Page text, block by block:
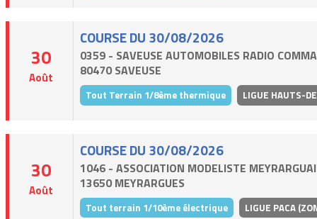
30
Août
COURSE DU 30/08/2026
0359 - SAVEUSE AUTOMOBILES RADIO
80470 SAVEUSE
Tout Terrain 1/8ème thermique LIGUE HAUTS-
30
Août
COURSE DU 30/08/2026
1046 - ASSOCIATION MODELISTE
13650 MEYRARGUES
Tout terrain 1/10ème électrique LIGUE PACA